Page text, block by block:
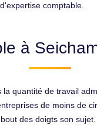
comptable.
à
quantité de travail
de moins de
des doigts son